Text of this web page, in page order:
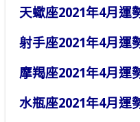
天蠍座2021年4月運
射手座2021年4月運
摩羯座2021年4月運
水瓶座2021年4月運